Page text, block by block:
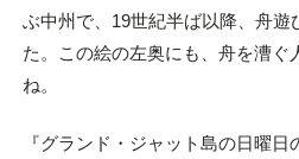
ぶ中州で、19世紀半ば以降、舟遊
た。この絵の左奥にも、舟を漕ぐ
ね。
『グランド・ジャット島の日曜